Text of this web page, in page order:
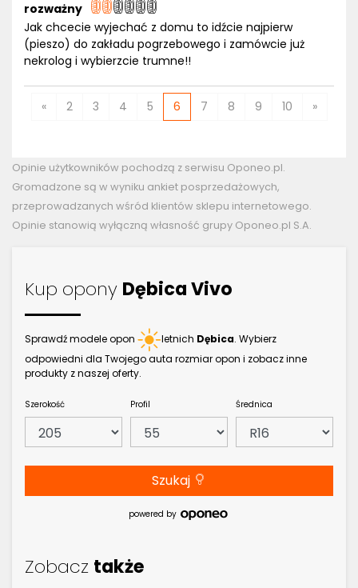
rozważny
Jak chcecie wyjechać z domu to idźcie najpierw
(pieszo) do zakładu pogrzebowego i zamówcie już
nekrolog i wybierzcie trumne!!
« 2 3 4 5 6 7 8 9 10 »
Opinie użytkowników pochodzą z serwisu Oponeo.pl.
Gromadzone są w wyniku ankiet posprzedażowych,
przeprowadzanych wśród klientów sklepu internetowego.
Opinie stanowią wyłączną własność grupy Oponeo.pl S.A.
Kup opony Dębica Vivo
Sprawdź modele opon letnich Dębica. Wybierz
odpowiedni dla Twojego auta rozmiar opon i zobacz inne
produkty z naszej oferty.
Szerokość Profil Średnica
Szukaj
powered by
Zobacz także